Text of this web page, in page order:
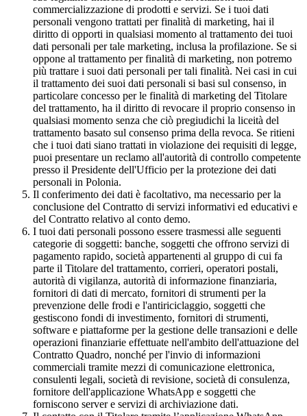
commercializzazione di prodotti e servizi. Se i tuoi dati
personali vengono trattati per finalità di marketing, hai il
diritto di opporti in qualsiasi momento al trattamento dei tuoi
dati personali per tale marketing, inclusa la profilazione. Se si
oppone al trattamento per finalità di marketing, non potremo
più trattare i suoi dati personali per tali finalità. Nei casi in cui
il trattamento dei suoi dati personali si basi sul consenso, in
particolare concesso per le finalità di marketing del Titolare
del trattamento, ha il diritto di revocare il proprio consenso in
qualsiasi momento senza che ciò pregiudichi la liceità del
trattamento basato sul consenso prima della revoca. Se ritieni
che i tuoi dati siano trattati in violazione dei requisiti di legge,
puoi presentare un reclamo all'autorità di controllo competente
presso il Presidente dell'Ufficio per la protezione dei dati
personali in Polonia.
Il conferimento dei dati è facoltativo, ma necessario per la
conclusione del Contratto di servizi informativi ed educativi e
del Contratto relativo al conto demo.
I tuoi dati personali possono essere trasmessi alle seguenti
categorie di soggetti: banche, soggetti che offrono servizi di
pagamento rapido, società appartenenti al gruppo di cui fa
parte il Titolare del trattamento, corrieri, operatori postali,
autorità di vigilanza, autorità di informazione finanziaria,
fornitori di dati di mercato, fornitori di strumenti per la
prevenzione delle frodi e l'antiriciclaggio, soggetti che
gestiscono fondi di investimento, fornitori di strumenti,
software e piattaforme per la gestione delle transazioni e delle
operazioni finanziarie effettuate nell'ambito dell'attuazione del
Contratto Quadro, nonché per l'invio di informazioni
commerciali tramite mezzi di comunicazione elettronica,
consulenti legali, società di revisione, società di consulenza,
fornitore dell'applicazione WhatsApp e soggetti che
forniscono server e servizi di archiviazione dati.